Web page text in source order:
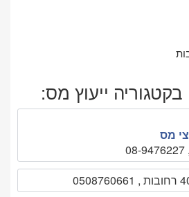
ייעוץ מס:
מס